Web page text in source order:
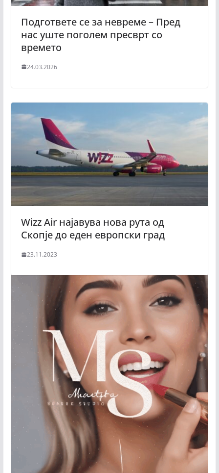
Подгответе се за невреме – Пред
нас уште поголем пресврт со
времето
24.03.2026
Wizz Air најавува нова рута од
Скопје до еден европски град
23.11.2023